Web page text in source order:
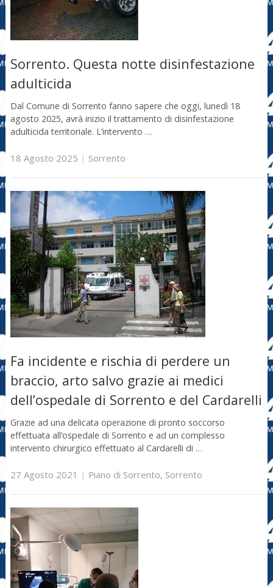
Sorrento. Questa notte disinfestazione
adulticida
Dal Comune di Sorrento fanno sapere che oggi, lunedì 18
agosto 2025, avrà inizio il trattamento di disinfestazione
adulticida territoriale. L’intervento …
18 Agosto 2025 | Sorrento
Fa incidente e rischia di perdere un
braccio, arto salvo grazie ai medici
dell’ospedale di Sorrento e del Cardarelli
Grazie ad una delicata operazione di pronto soccorso
effettuata all’ospedale di Sorrento e ad un complesso
intervento chirurgico effettuato al Cardarelli di …
27 Agosto 2021 | Piano di Sorrento, Sorrento